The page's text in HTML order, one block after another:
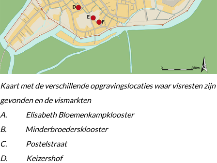
Kaart met de verschillende opgravingslocaties waar visresten zijn
gevonden en de vismarkten
A.
Elisabeth Bloemenkampklooster
B.
Minderbroedersklooster
C.
Postelstraat
D.
Keizershof